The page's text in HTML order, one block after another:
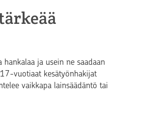
ja usein ne saadaan
vuotiaat kesätyönhakijat
vaikkapa lainsäädäntö tai